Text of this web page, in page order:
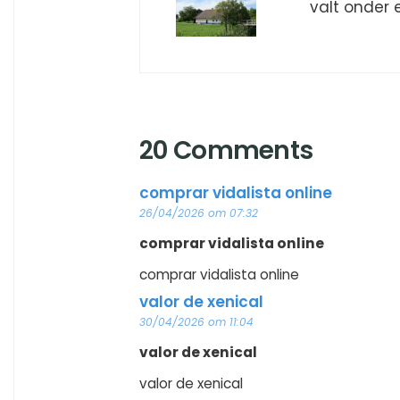
valt onder
20 Comments
comprar vidalista online
26/04/2026 om 07:32
comprar vidalista online
comprar vidalista online
valor de xenical
30/04/2026 om 11:04
valor de xenical
valor de xenical